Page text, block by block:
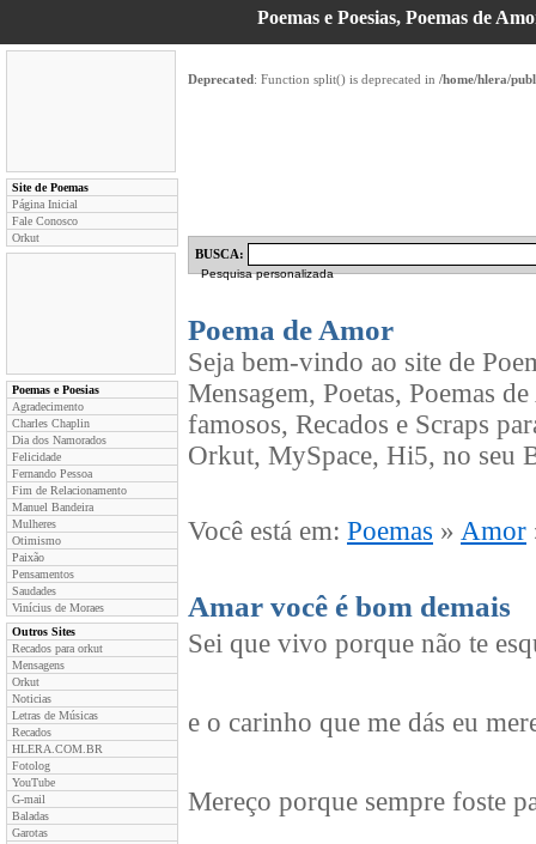
Poemas e Poesias, Poemas de
Site de Poemas
Página Inicial
Fale Conosco
Orkut
Poemas e Poesias
Agradecimento
Charles Chaplin
Dia dos Namorados
Felicidade
Fernando Pessoa
Fim de Relacionamento
Manuel Bandeira
Mulheres
Otimismo
Paixão
Pensamentos
Saudades
Vinícius de Moraes
Outros Sites
Recados para orkut
Mensagens
Orkut
Noticias
Letras de Músicas
Recados
HLERA.COM.BR
Fotolog
YouTube
G-mail
Baladas
Garotas
Deprecated: Function split() is deprecated in /home/hlera/
BUSCA:
Pesquisa personalizada
Poema de Amor
Seja bem-vindo ao site de
Mensagem, Poetas, Poemas
famosos, Recados e Scraps
Orkut, MySpace, Hi5, no seu
Você está em: Poemas » Amor
Amar você é bom demais
Sei que vivo porque não te
e o carinho que me dás eu
Mereço porque sempre foste